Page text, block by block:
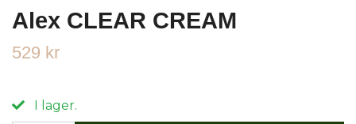
Alex CLEAR CREAM
529 kr
I lager.